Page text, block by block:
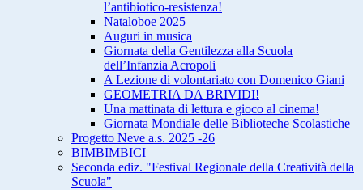
l’antibiotico-resistenza!
Nataloboe 2025
Auguri in musica
Giornata della Gentilezza alla Scuola
dell’Infanzia Acropoli
A Lezione di volontariato con Domenico Giani
GEOMETRIA DA BRIVIDI!
Una mattinata di lettura e gioco al cinema!
Giornata Mondiale delle Biblioteche Scolastiche
Progetto Neve a.s. 2025 -26
BIMBIMBICI
Seconda ediz. "Festival Regionale della Creatività della
Scuola"